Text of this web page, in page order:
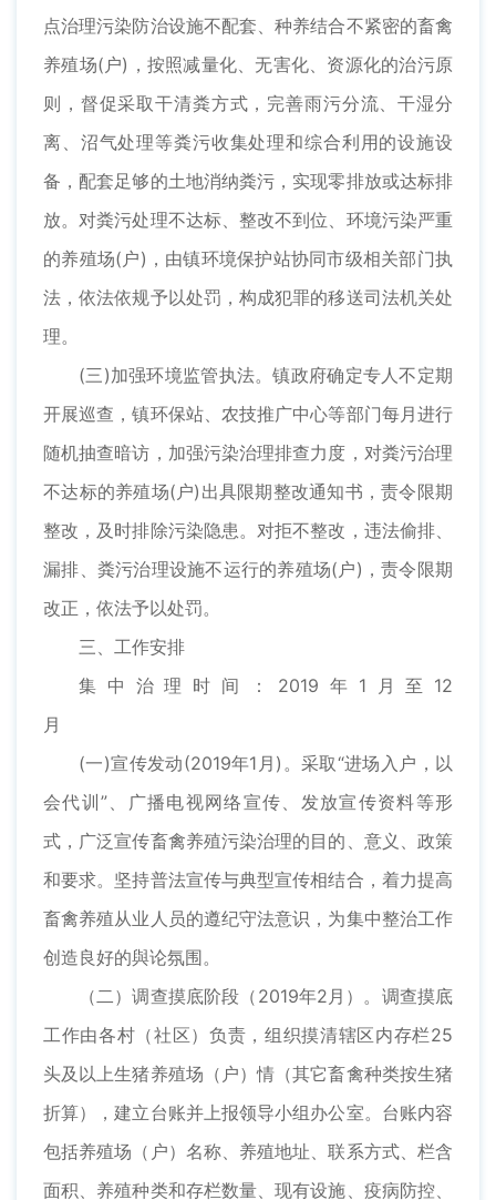
点治理污染防治设施不配套、种养结合不紧密的畜禽
养殖场(户)，按照减量化、无害化、资源化的治污原
则，督促采取干清粪方式，完善雨污分流、干湿分
离、沼气处理等粪污收集处理和综合利用的设施设
备，配套足够的土地消纳粪污，实现零排放或达标排
放。对粪污处理不达标、整改不到位、环境污染严重
的养殖场(户)，由镇环境保护站协同市级相关部门执
法，依法依规予以处罚，构成犯罪的移送司法机关处
理。
(三)加强环境监管执法。镇政府确定专人不定期
开展巡查，镇环保站、农技推广中心等部门每月进行
随机抽查暗访，加强污染治理排查力度，对粪污治理
不达标的养殖场(户)出具限期整改通知书，责令限期
整改，及时排除污染隐患。对拒不整改，违法偷排、
漏排、粪污治理设施不运行的养殖场(户)，责令限期
改正，依法予以处罚。
三、工作安排
集中治理时间：2019年1月至12
月
(一)宣传发动(2019年1月)。采取“进场入户，以
会代训”、广播电视网络宣传、发放宣传资料等形
式，广泛宣传畜禽养殖污染治理的目的、意义、政策
和要求。坚持普法宣传与典型宣传相结合，着力提高
畜禽养殖从业人员的遵纪守法意识，为集中整治工作
创造良好的與论氛围。
（二）调查摸底阶段（2019年2月）。调查摸底
工作由各村（社区）负责，组织摸清辖区内存栏25
头及以上生猪养殖场（户）情（其它畜禽种类按生猪
折算），建立台账并上报领导小组办公室。台账内容
包括养殖场（户）名称、养殖地址、联系方式、栏含
面积、养殖种类和存栏数量、现有设施、疫病防控、